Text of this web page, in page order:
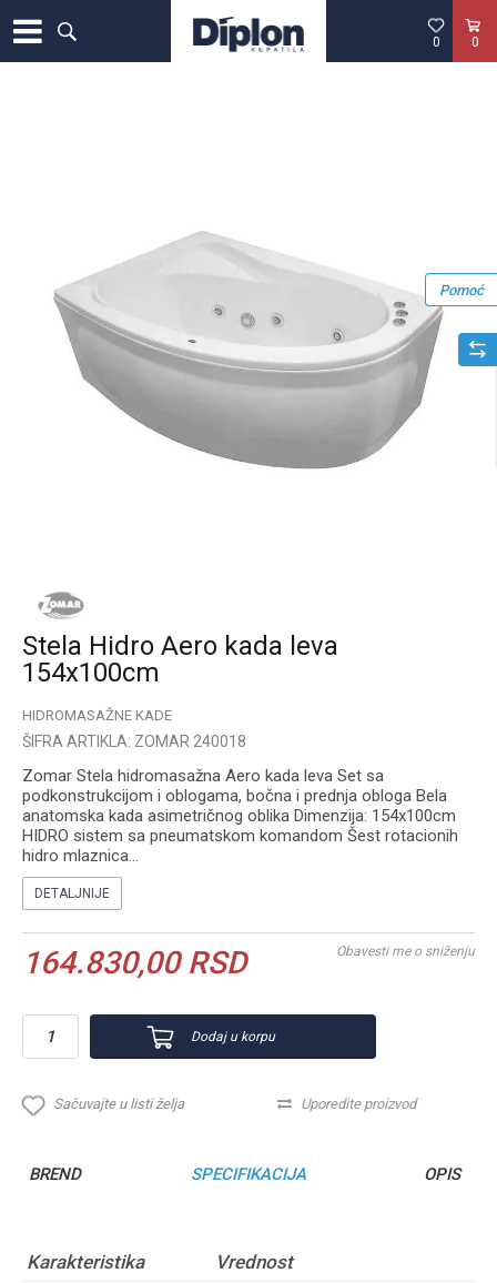
0
0
Stela Hidro Aero kada leva
154x100cm
HIDROMASAŽNE KADE
ŠIFRA ARTIKLA: ZOMAR 240018
Zomar Stela hidromasažna Aero kada leva Set sa
podkonstrukcijom i oblogama, bočna i prednja obloga Bela
anatomska kada asimetričnog oblika Dimenzija: 154x100cm
HIDRO sistem sa pneumatskom komandom Šest rotacionih
hidro mlaznica...
DETALJNIJE
164.830,00 RSD Obavesti me o sniženju
Dodaj u korpu
Sačuvajte u listi želja Uporedite proizvod
Pomoć
BREND SPECIFIKACIJA OPIS
Karakteristika
Vrednost